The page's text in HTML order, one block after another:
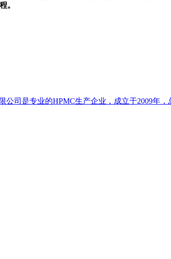
。
公司是专业的HPMC生产企业，成立于2009年，